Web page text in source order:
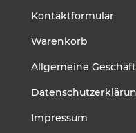
Kontaktformular
Warenkorb
Allgemeine
Impressum